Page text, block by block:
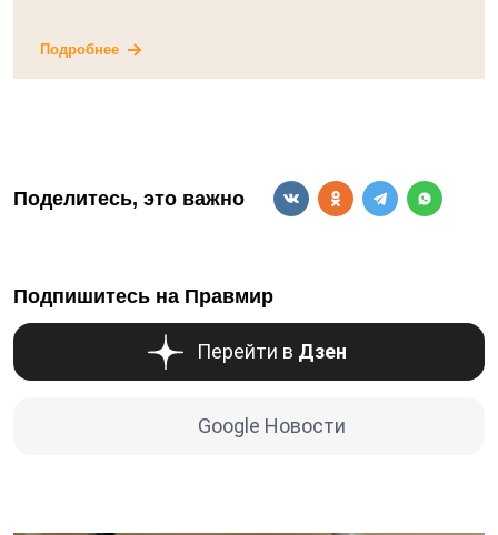
Подробнее
Поделитесь, это важно
Подпишитесь на Правмир
Перейти в Дзен
Google Новости